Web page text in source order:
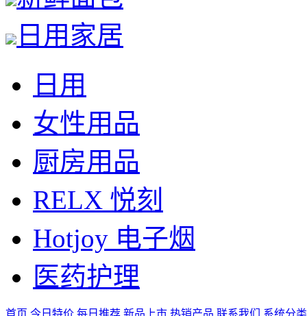
日用家居
日用
女性用品
厨房用品
RELX 悦刻
Hotjoy 电子烟
医药护理
首页 今日特价 每日推荐 新品上市 热销产品 联系我们 系统分类